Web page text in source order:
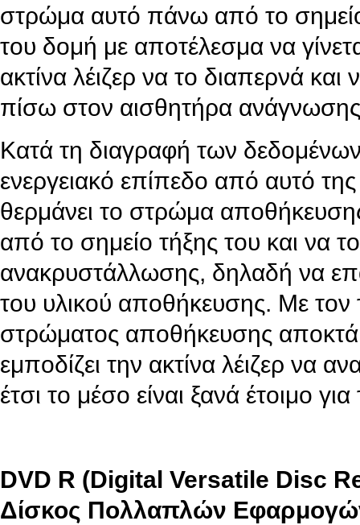
στρώμα αυτό πάνω από το σημείο
του δομή με αποτέλεσμα να
ακτίνα λέιζερ να το διαπερνά
πίσω στον αισθητήρα
Κατά τη διαγραφή των δεδομένων,
ενεργειακό επίπεδο από αυτό
θερμάνει το στρώμα
από το σημείο τήξης του και να
ανακρυστάλλωσης, δηλαδή να
του υλικού αποθήκευσης. Με τον
στρώματος αποθήκευσης
εμποδίζει την ακτίνα λέιζερ να
έτσι το μέσο είναι ξανά έτοιμο
DVD R (Digital Versatile Disc
Δίσκος Πολλαπλών